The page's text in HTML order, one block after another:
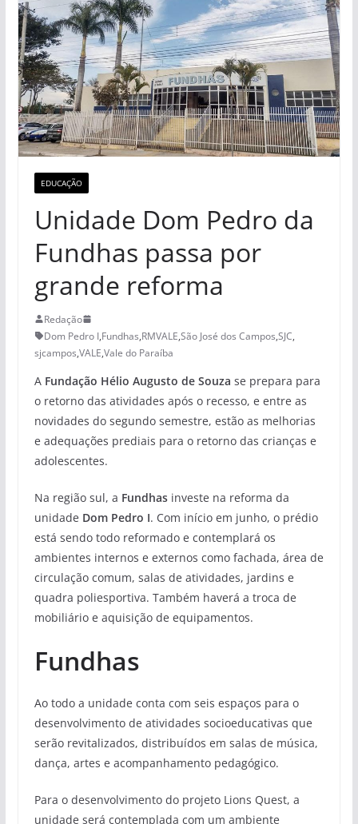
EDUCAÇÃO
Unidade Dom Pedro da
Fundhas passa por
grande reforma
Redação
Dom Pedro I,Fundhas,RMVALE,São José dos Campos,SJC,
sjcampos,VALE,Vale do Paraíba
AFundação Hélio Augusto de Souza se prepara para
o retorno das atividades após o recesso, e entre as
novidades do segundo semestre, estão as melhorias
e adequações prediais para o retorno das crianças e
adolescentes.
Na região sul, a Fundhas investe na reforma da
unidade Dom Pedro I. Com início em junho, o prédio
está sendo todo reformado e contemplará os
ambientes internos e externos como fachada, área de
circulação comum, salas de atividades, jardins e
quadra poliesportiva. Também haverá a troca de
mobiliário e aquisição de equipamentos.
Fundhas
Ao todo a unidade conta com seis espaços para o
desenvolvimento de atividades socioeducativas que
serão revitalizados, distribuídos em salas de música,
dança, artes e acompanhamento pedagógico.
Para o desenvolvimento do projeto Lions Quest, a
unidade será contemplada com um ambiente